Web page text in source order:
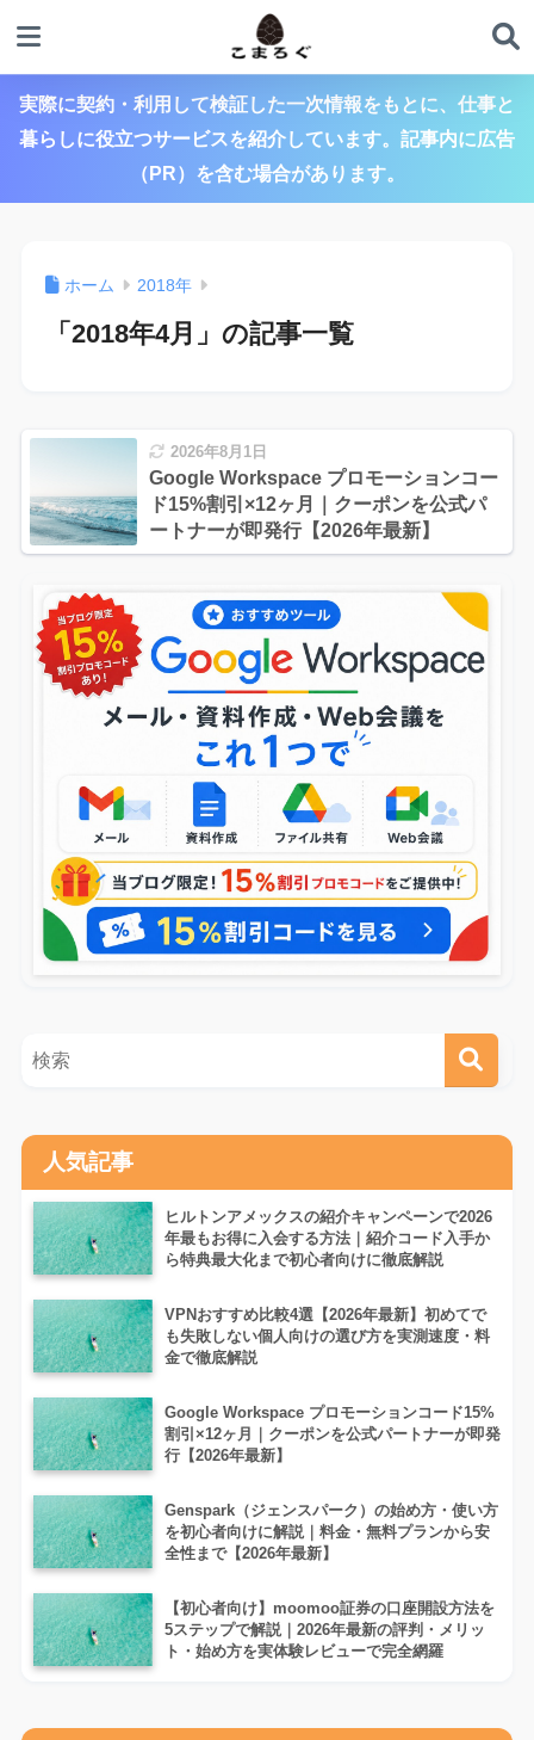
実際に契約・利用して検証した一次情報をもとに、仕事と
暮らしに役立つサービスを紹介しています。記事内に広告
（PR）を含む場合があります。
ホーム 2018年
「2018年4月」の記事一覧
2026年8月1日
Google Workspace プロモーションコー
ド15%割引×12ヶ月｜クーポンを公式パ
ートナーが即発行【2026年最新】
人気記事
ヒルトンアメックスの紹介キャンペーンで2026
年最もお得に入会する方法｜紹介コード入手か
ら特典最大化まで初心者向けに徹底解説
VPNおすすめ比較4選【2026年最新】初めてで
も失敗しない個人向けの選び方を実測速度・料
金で徹底解説
Google Workspace プロモーションコード15%
割引×12ヶ月｜クーポンを公式パートナーが即発
行【2026年最新】
Genspark（ジェンスパーク）の始め方・使い方
を初心者向けに解説｜料金・無料プランから安
全性まで【2026年最新】
【初心者向け】moomoo証券の口座開設方法を
5ステップで解説｜2026年最新の評判・メリッ
ト・始め方を実体験レビューで完全網羅